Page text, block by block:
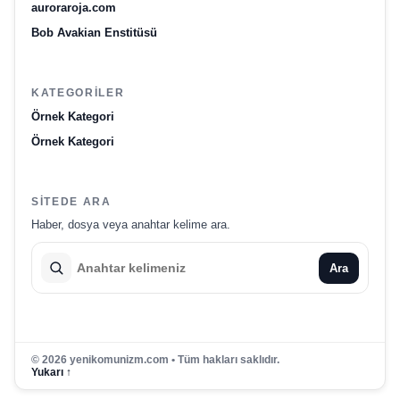
auroraroja.com
Bob Avakian Enstitüsü
KATEGORILER
Örnek Kategori
Örnek Kategori
SITEDE ARA
Haber, dosya veya anahtar kelime ara.
Ara
© 2026 yenikomunizm.com • Tüm hakları saklıdır.
Yukarı ↑